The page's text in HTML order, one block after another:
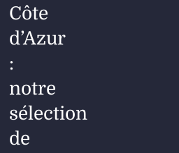
Côte
d’Azur
:
notre
sélection
de